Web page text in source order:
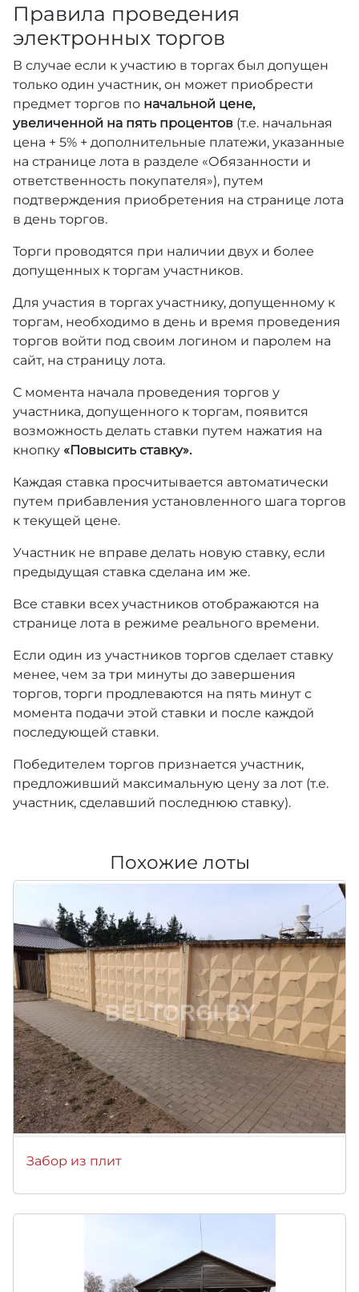
Правила проведения
электронных торгов
В случае если к участию в торгах был допущен
только один участник, он может приобрести
предмет торгов по начальной цене,
увеличенной на пять процентов (т.е. начальная
цена + 5% + дополнительные платежи, указанные
на странице лота в разделе «Обязанности и
ответственность покупателя»), путем
подтверждения приобретения на странице лота
в день торгов.
Торги проводятся при наличии двух и более
допущенных к торгам участников.
Для участия в торгах участнику, допущенному к
торгам, необходимо в день и время проведения
торгов войти под своим логином и паролем на
сайт, на страницу лота.
С момента начала проведения торгов у
участника, допущенного к торгам, появится
возможность делать ставки путем нажатия на
кнопку «Повысить ставку».
Каждая ставка просчитывается автоматически
путем прибавления установленного шага торгов
к текущей цене.
Участник не вправе делать новую ставку, если
предыдущая ставка сделана им же.
Все ставки всех участников отображаются на
странице лота в режиме реального времени.
Если один из участников торгов сделает ставку
менее, чем за три минуты до завершения
торгов, торги продлеваются на пять минут с
момента подачи этой ставки и после каждой
последующей ставки.
Победителем торгов признается участник,
предложивший максимальную цену за лот (т.е.
участник, сделавший последнюю ставку).
Похожие лоты
Забор из плит